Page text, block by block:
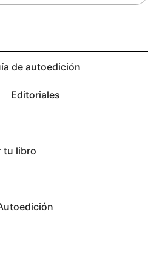
de autoedición
Editoriales
tu libro